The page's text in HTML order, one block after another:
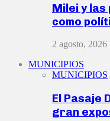
Milei y
como
2 agosto, 2026
MUNICIPIOS
MUNICIPIOS
El Pasaje
gran